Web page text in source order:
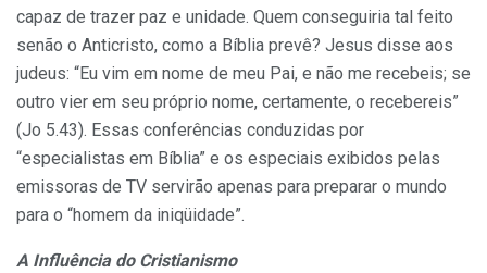
capaz de trazer paz e unidade. Quem conseguiria tal feito
senão o Anticristo, como a Bíblia prevê? Jesus disse aos
judeus: “Eu vim em nome de meu Pai, e não me recebeis; se
outro vier em seu próprio nome, certamente, o recebereis”
(Jo 5.43). Essas conferências conduzidas por
“especialistas em Bíblia” e os especiais exibidos pelas
emissoras de TV servirão apenas para preparar o mundo
para o “homem da iniqüidade”.
A Influência do Cristianismo